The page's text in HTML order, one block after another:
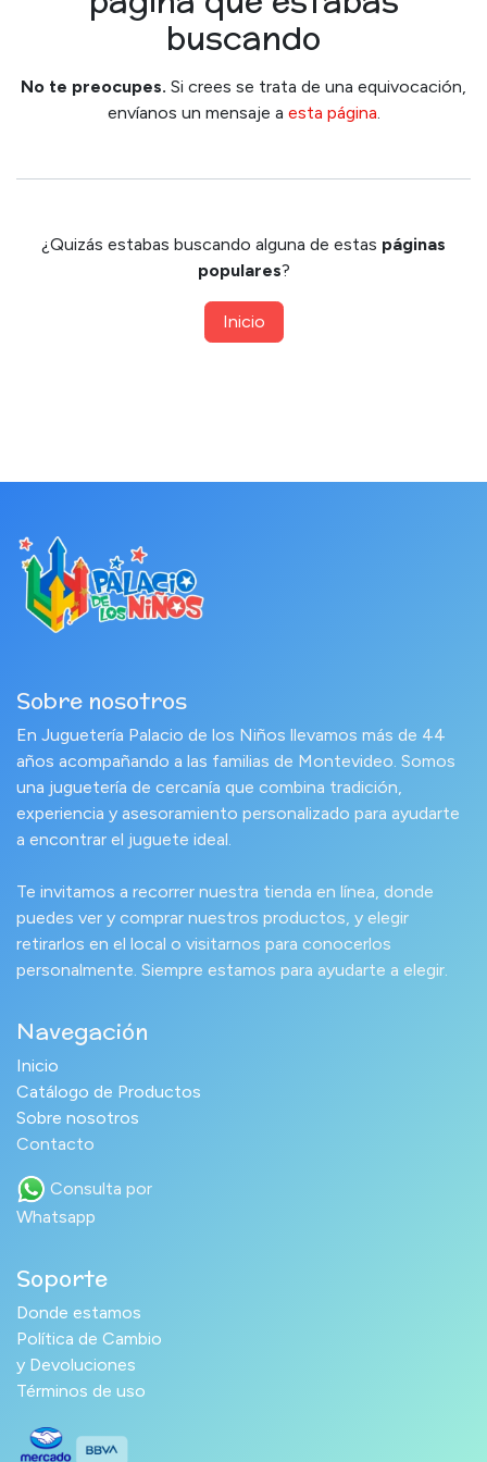
buscando
No te preocupes. Si crees se trata de una equivocación,
envíanos un mensaje a esta página.
¿Quizás estabas buscando alguna de estas páginas
populares?
Inicio
Sobre nosotros
En Juguetería Palacio de los Niños llevamos más de 44
años acompañando a las familias de Montevideo. Somos
una juguetería de cercanía que combina tradición,
experiencia y asesoramiento personalizado para ayudarte
a encontrar el juguete ideal.
Te invitamos a recorrer nuestra tienda en línea, donde
puedes ver y comprar nuestros productos, y elegir
retirarlos en el local o visitarnos para conocerlos
personalmente. Siempre estamos para ayudarte a elegir.
Navegación
Inicio
Catálogo de Productos
Sobre nosotros
Contacto
Consulta por
Whatsapp
Soporte
Donde estamos
Política de Cambio
y Devoluciones
Términos de uso